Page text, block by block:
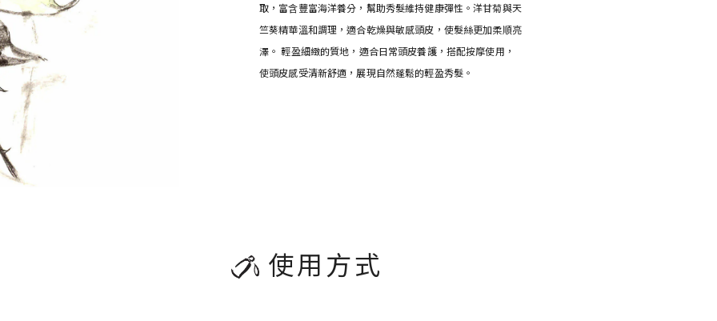
取，富含豐富海洋養分，幫助秀髮維持健康彈性。洋甘菊與天
竺葵精華溫和調理，適合乾燥與敏感頭皮，使髮絲更加柔順亮
澤。 輕盈細緻的質地，適合日常頭皮養護，搭配按摩使用，
使頭皮感受清新舒適，展現自然蓬鬆的輕盈秀髮。
使用方式